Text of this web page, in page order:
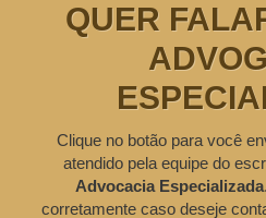
QUER
Clique no botão para você
atendido pela equipe do
Advocacia Especializada
corretamente caso deseje